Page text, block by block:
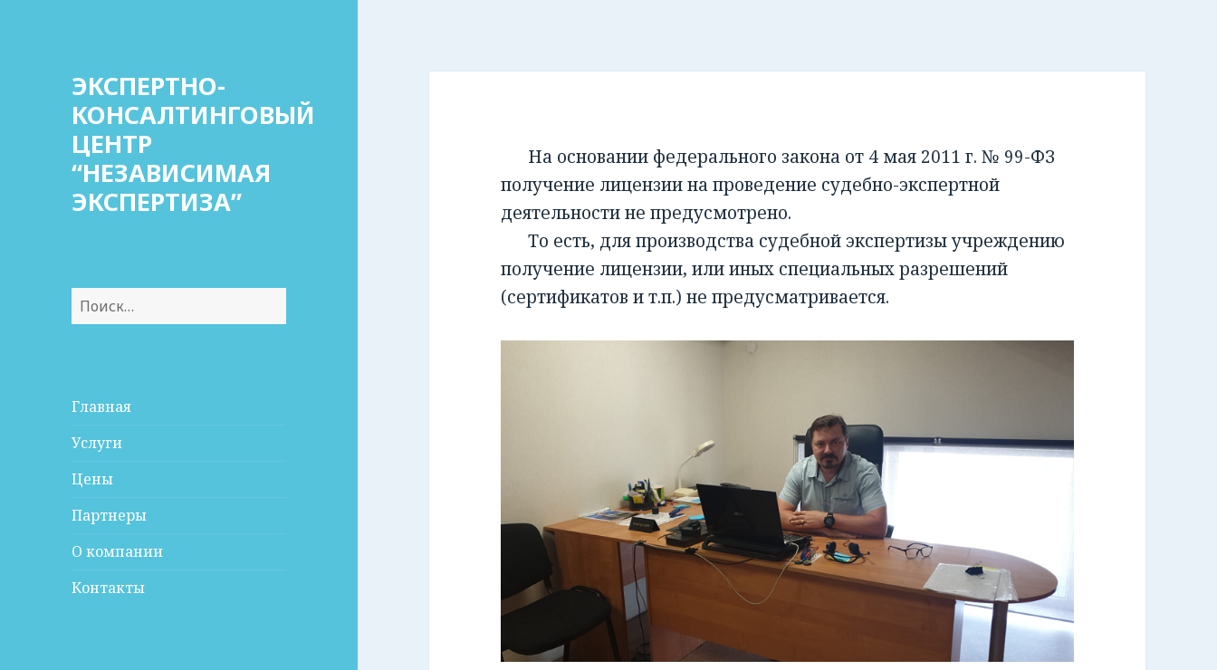
ЭКСПЕРТНО-
КОНСАЛТИНГОВЫЙ
ЦЕНТР
“НЕЗАВИСИМАЯ
ЭКСПЕРТИЗА”
Найти:
Главная
Услуги
Цены
Партнеры
О компании
Контакты
На основании федерального закона от 4 мая 2011 г. № 99-ФЗ
получение лицензии на проведение судебно-экспертной
деятельности не предусмотрено.
То есть, для производства судебной экспертизы учреждению
получение лицензии, или иных специальных разрешений
(сертификатов и т.п.) не предусматривается.